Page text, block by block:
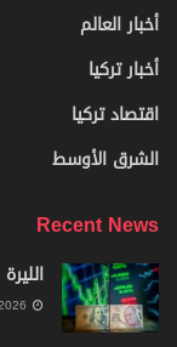
أخبار العالم
أخبار تركيا
اقتصاد تركيا
الشرق الأوسط
Recent News